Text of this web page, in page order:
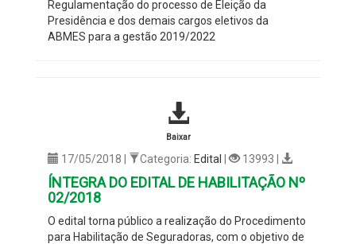
Regulamentação do processo de Eleição da
Presidência e dos demais cargos eletivos da
ABMES para a gestão 2019/2022
Baixar
17/05/2018 | Categoria: Edital | 13993 |
ÍNTEGRA DO EDITAL DE HABILITAÇÃO Nº
02/2018
O edital torna público a realização do Procedimento
para Habilitação de Seguradoras, com o objetivo de